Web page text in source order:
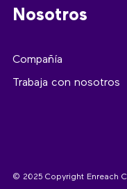
Nosotros
Compañía
Trabaja con nosotros
© 2025 Copyright Enreach